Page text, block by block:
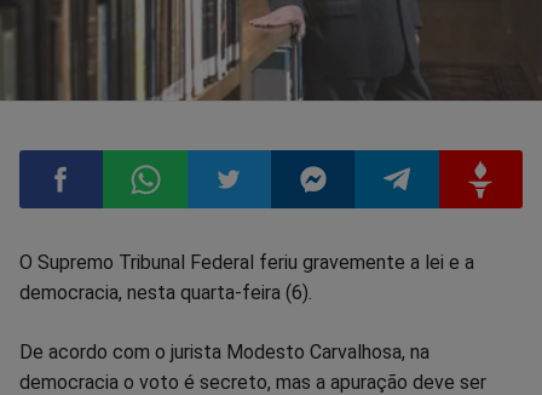
Compartilhar
Facebook
Compartilhar
Whatsapp
Compartilhar
Twitter
Compartilhar
Messenger
Compartilhar
TelegramGettr
O Supremo Tribunal Federal feriu gravemente a lei e a
democracia, nesta quarta-feira (6).
De acordo com o jurista Modesto Carvalhosa, na
democracia o voto é secreto, mas a apuração deve ser